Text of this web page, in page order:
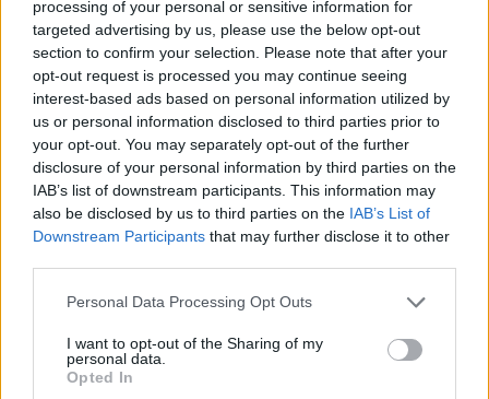
processing of your personal or sensitive information for
targeted advertising by us, please use the below opt-out
section to confirm your selection. Please note that after your
opt-out request is processed you may continue seeing
interest-based ads based on personal information utilized by
us or personal information disclosed to third parties prior to
your opt-out. You may separately opt-out of the further
disclosure of your personal information by third parties on the
IAB’s list of downstream participants. This information may
also be disclosed by us to third parties on the IAB’s List of
Downstream Participants that may further disclose it to other
Please note that this website/app uses one or more Google
not limited to your visit or usage behaviour. You may click to
grant or deny consent to Google and its third-party tags to
use your data for below specified purposes in below Google
Personal Data Processing Opt Outs
I want to opt-out of the Sharing of my
personal data.
Opted In